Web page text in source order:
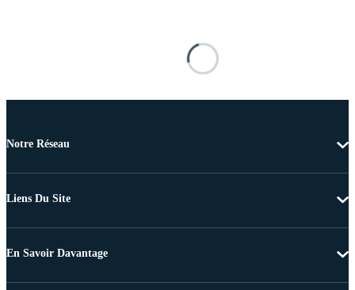
Notre Réseau
Liens Du Site
En Savoir Davantage